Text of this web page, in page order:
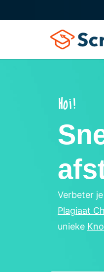
Hoi!
Verbeter
Plagiaat
unieke